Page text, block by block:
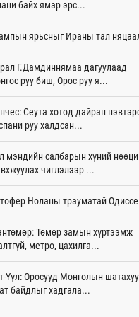
бэлтгэлээ хангаж байна
цаг 26 мин
өөрчлөгдсөөр байна
цаг 41 мин
15-наас улсын дугаарын
хорооллын арын замыг
цагаас хаана
цаг 35 мин
дизель түлшний онцгой
тэглэлээ
15 цаг 58 мин
гүнж Евгени гурав дахь
авлаа
15 цаг 50 мин
байх ямар эрс...
ярьсныг Ираны тал
Г.Дамдиннямаа дагуулаад
руу биш, Орос руу я...
Сеута хотод дайран
руу халдсан...
мэндийн салбарын хүний
чиглэлээр ...
Ноланы трауматай
Төмөр замын хүртээмж
метро, цахилга...
Үүл: Оросууд Монголын
байдлыг хадгала...